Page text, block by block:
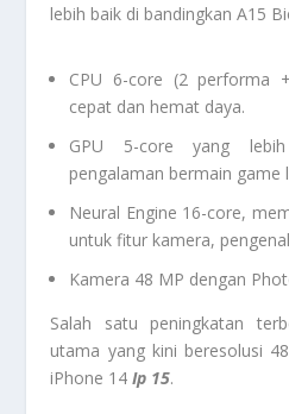
lebih baik di bandingkan A15
CPU 6-core (2 performa
cepat dan hemat daya.
GPU 5-core yang
pengalaman bermain game
Neural Engine 16-core,
untuk fitur kamera,
Kamera 48 MP dengan
Salah satu peningkatan
utama yang kini beresolusi
iPhone 14 Ip 15.